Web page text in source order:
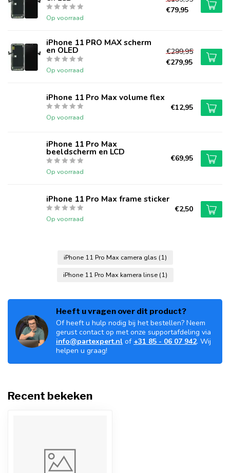
Op voorraad
€79,95
iPhone 11 PRO MAX scherm
en OLED
Op voorraad
€299,95
€279,95
iPhone 11 Pro Max volume flex
Op voorraad
€12,95
iPhone 11 Pro Max
beeldscherm en LCD
Op voorraad
€69,95
iPhone 11 Pro Max frame sticker
Op voorraad
€2,50
iPhone 11 Pro Max camera glas (1)
iPhone 11 Pro Max kamera linse (1)
Heeft u vragen over dit product?
Of heeft u hulp nodig bij het bestellen? Neem
gerust contact op met onze supportafdeling via
info@partexpert.nl of +31 85 - 06 07 942. Wij
helpen u graag!
Recent bekeken